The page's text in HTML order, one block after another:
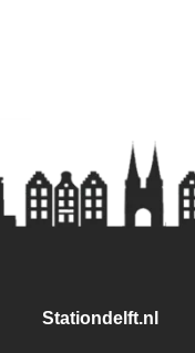
Stationdelft.nl